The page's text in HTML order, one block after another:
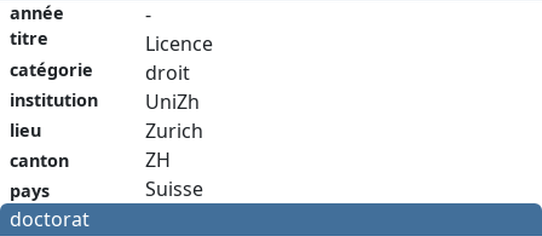
année
titre
catégorie
institution
lieu
canton
pays
-
Licence
droit
UniZh
Zurich
ZH
Suisse
doctorat